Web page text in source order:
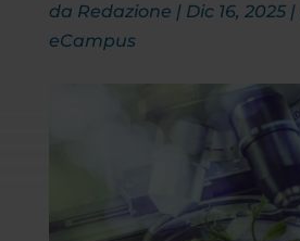
da Redazione | Dic 16, 2025|
eCampus